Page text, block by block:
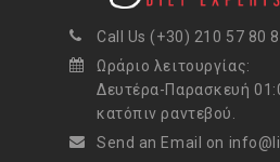
Call Us (+30) 210 57 80
Ωράριο λειτουργίας:
Δευτέρα-Παρασκευή
κατόπιν ραντεβού.
Send an Email on